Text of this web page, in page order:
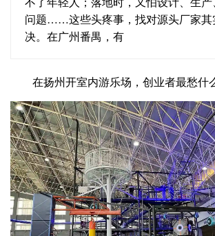
问题……这些头疼事，找对源头厂家其
决。在广州番禺，有
在扬州开室内游乐场，创业者最愁什